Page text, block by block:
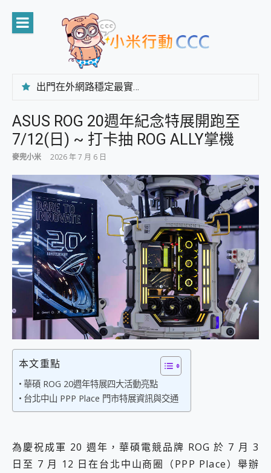
content
出門在外網路穩定最實在 「台灣大哥大」榮獲 4G/5G 在線率全球 NO.3 全台第一與全台六冠王實測心得，走到哪順到哪！
CP 值天花板~ Bongcom BS5 足球君開箱~ 短焦投影機 3千元就能擁有！ 折扣碼在這～
專為 PC上的 XBOX和掌機設計的 FireCuda X1070 SSD 固態硬碟開箱 評測
防窺黑科技 Galaxy S26 Ultra系列保護貼怎麼選？imos AR 低反光玻璃、藍寶石鏡頭貼與軍規防摔殼完整開箱評價
AI 支付 一錶搞定大小事 Xiaomi Watch 5 開箱 評測
超驚艷 讓人一眼就愛上 LENOVO 聯想 Yoga Book 9 14吋 AI輕薄筆電 開箱 評測
美到讓人超想擁有 moto pad 60 系列 與 Moto | Swarovski razr 60 冰藍限定版本 開箱 評測
好用的 EaseUS Partition Master 讓您輕鬆的移除與格式化有防寫保護的隨身碟或SD卡
一鍵修復模糊影片、舊照的 AI 好幫手! VideoProc Converter AI 新版全解析 × 年末優惠，一篇全看懂
小朋友才做選擇 投影機 RGB藍牙音響 氛圍情境燈 我通通都要！ Starfish 2 幻彩膠囊投影機｜結合「 智慧投影 & 煥彩流動 」的沈浸式生活新體驗
外型超吸晴~ 給您絕佳操控體驗 GravaStar Mercury K1 系列 異星機械鍵盤與 Mercury X 系列 輕量無線電競滑鼠 開箱 評測
iPhone 17 系列 有認證的防護來囉！ imos 首家導入 UL MCV 行銷宣告驗證的手機配件品牌
DJI Osmo Pocket 3 爽爽帶回家 歡慶 EaseUS 21 週年到來，「Slogan 海報徵稿活動」好康大放送
小巧好吸不擋鏡頭 有Qi2認證的 ONPRO MagReact MXs2 5000mAh薄型磁吸無線急速行動電源 開箱 評測
會走動的冷暖氣 SONY REON POCKET PRO 穿戴式智慧冷暖調溫裝置 開箱 評測
寶可夢飛人外掛iToolab AnyGo全新升級，GO Fest 五折優惠嗨翻天！支援 iOS/Android！
超好用的 PLAUD NotePin AI 智慧錄音膠囊~ 您的AI 秘書已上線 每月免費送你 300分鐘轉寫
COMPUTEX 2025 來囉！AGI亞奇雷 AI・Gaming・創作儲存方案登場，趕快來AGI亞奇雷挑戰任務抽 PS5！
自帶線的 有線無線都能充 ONPRO MagReact M5 10000mAh 5合1 磁吸無線急速行動電源 開箱 評測
您的專屬AI 助手 Yoga Slim 7 Aura Edition 觸控AI筆電 開箱 評測
realme 14 Pro 超硬軍規、冰感變色實測，realme 14 5G 遊戲戰鬥值爆表，效能x娛樂全都要！
ASUS ROG 20週年紀念特展開跑至
7/12(日) ~ 打卡抽 ROG ALLY掌機
麥兜小米 2026 年 7 月 6 日
本文重點
華碩 ROG 20週年特展四大活動亮點
台北中山 PPP Place 門市特展資訊與交通
為慶祝成軍 20 週年，華碩電競品牌 ROG 於 7 月 3
日至 7 月 12 日在台北中山商圈（PPP Place）舉辦